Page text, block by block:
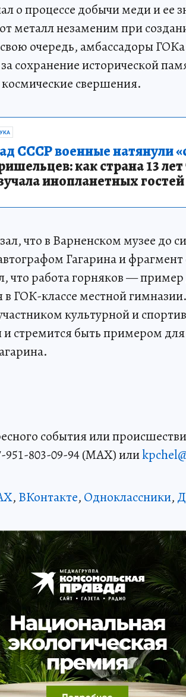
о процессе добычи меди и ее
металл незаменим при
очередь, амбассадоры
сохранение исторической
свершения.
СССР военные натянули
как страна 13
инопланетных гостей
что в Варненском музее до
Гагарина и
что работа горняков —
в ГОК-классе местной
культурной и
и стремится быть примером
события или
803-09-94 (MAX) или
, ВКонтакте, Одноклассники,